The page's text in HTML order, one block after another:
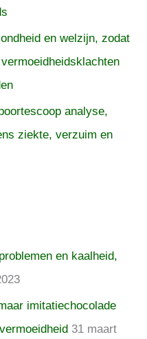
en welzijn, zodat
analyse,
ziekte, verzuim en
en kaalheid,
imitatiechocolade
31 maart